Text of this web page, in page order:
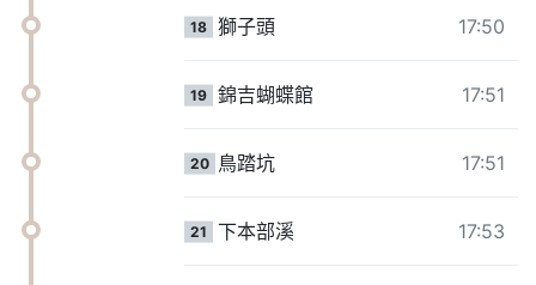
18 獅子頭 17:50
19 錦吉蝴蝶館 17:51
20 鳥踏坑 17:51
21 下本部溪 17:53